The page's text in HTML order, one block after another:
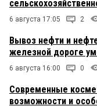
6 августа 17:05 2
Вывоз нефти и
железной дороге
6 августа 16:00 0
Современные
возможности и